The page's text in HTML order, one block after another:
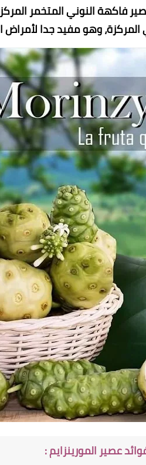
فاكهة النوني المتخمر
وهو مفيد جدا
عصير المورينزايم :